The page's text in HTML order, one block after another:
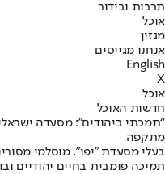
תרבות ובידור
אוכל
מגזין
אנחנו מגייסים
English
X
אוכל
חדשות האוכל
“תמכתי ביהודים”: מסעדה
מתקפה
בעלי מסעדת "יפו", מוסלמי
תמיכה פומבית בחיים יהודיים